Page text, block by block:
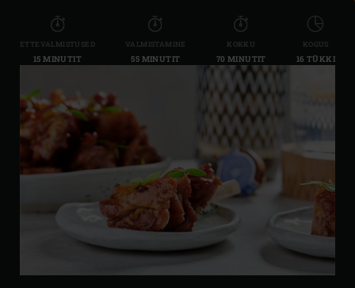
ETTEVALMISTUSED
15 MINUTIT
VALMISTAMINE
55 MINUTIT
KOKKU
70 MINUTIT
KOGUS
16 TÜKKI